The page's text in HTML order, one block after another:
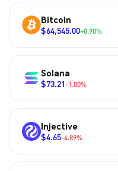
Bitcoin
$64,545.00+0.90%
Solana
$73.21-1.00%
Injective
$4.65-4.89%